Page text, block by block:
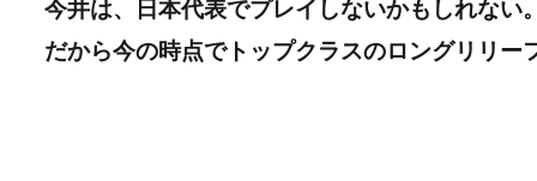
今井は、日本代表でプレイしないかもしれない
だから今の時点でトップクラスのロングリリ